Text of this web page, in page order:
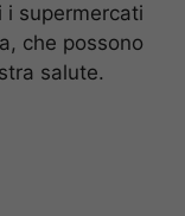
supermercati
che possono
salute.